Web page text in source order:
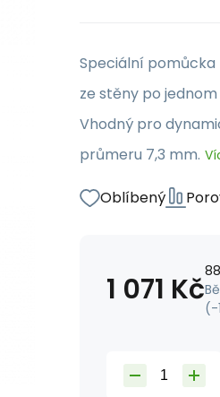
Speciální
ze stěny po
Vhodný pro
průmeru 7,3 mm.
Oblíbený
1 071 Kč(-